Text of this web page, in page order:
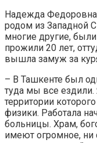
Надежда Федоровна
родом из Западной
многие другие,
прожили 20 лет,
вышла замуж за
– В Ташкенте был
туда мы все
территории
физики. Работала
больницы. Храм,
имеют огромное,